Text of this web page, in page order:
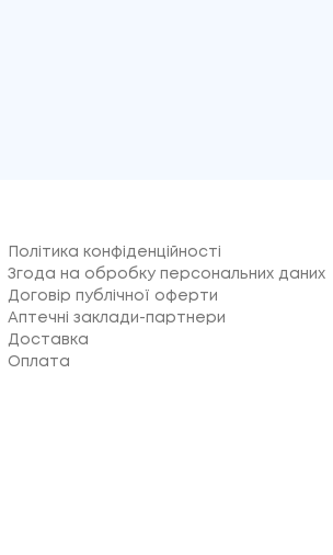
Політика конфіденційності
Згода на обробку персональних даних
Договір публічної оферти
Аптечні заклади-партнери
Доставка
Оплата